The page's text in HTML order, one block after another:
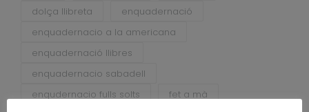
dolça llibreta
enquadernació
enquadernacio a la americana
enquadernació llibres
enquadernacio sabadell
enqudernacio fulls solts
fet a mà